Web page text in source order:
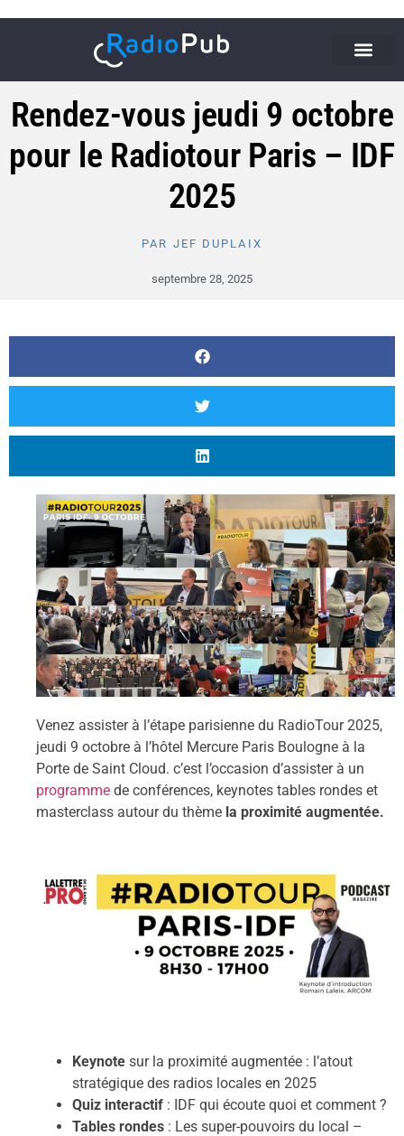
Rendez-vous jeudi 9 octobre
pour le Radiotour Paris – IDF
2025
PAR JEF DUPLAIX
septembre 28, 2025
Venez assister à l’étape parisienne du RadioTour 2025,
jeudi 9 octobre à l’hôtel Mercure Paris Boulogne à la
Porte de Saint Cloud. c’est l’occasion d’assister à un
programme de conférences, keynotes tables rondes et
masterclass autour du thème la proximité augmentée.
Keynote sur la proximité augmentée : l’atout
stratégique des radios locales en 2025
Quiz interactif : IDF qui écoute quoi et comment ?
Tables rondes : Les super-pouvoirs du local –